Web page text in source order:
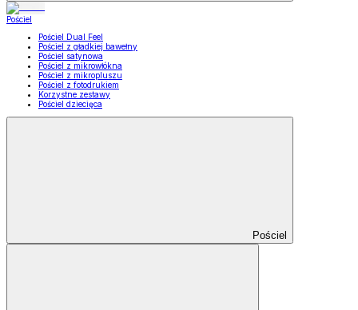
Pościel
Pościel Dual Feel
Pościel z gładkiej bawełny
Pościel satynowa
Pościel z mikrowłókna
Pościel z mikropluszu
Pościel z fotodrukiem
Korzystne zestawy
Pościel dziecięca
Pościel